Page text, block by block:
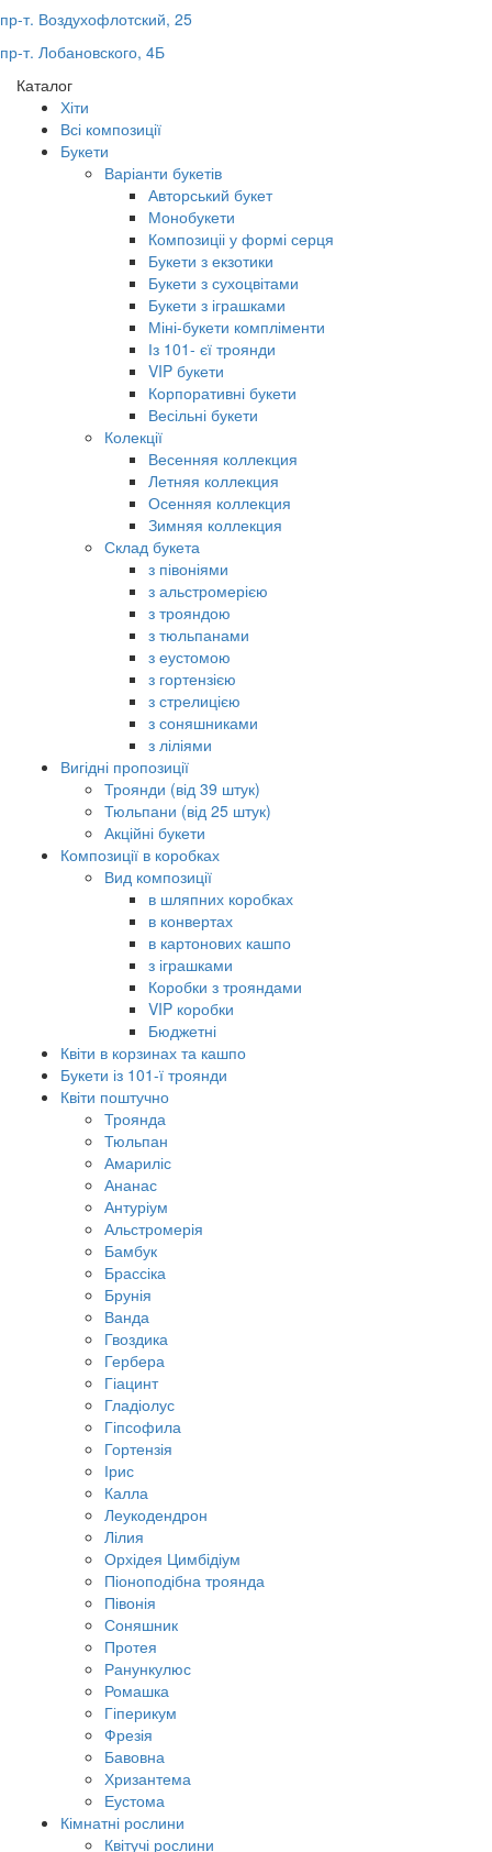
пр-т. Воздухофлотский, 25
пр-т. Лобановского, 4Б
Каталог
Хіти
Всі композиції
Букети
Варіанти букетів
Авторський букет
Монобукети
Композиціі у формі серця
Букети з екзотики
Букети з сухоцвітами
Букети з іграшками
Міні-букети компліменти
Із 101- єї троянди
VIP букети
Корпоративні букети
Весільні букети
Колекції
Весенняя коллекция
Летняя коллекция
Осенняя коллекция
Зимняя коллекция
Склад букета
з півоніями
з альстромерією
з трояндою
з тюльпанами
з еустомою
з гортензією
з стрелицією
з соняшниками
з ліліями
Вигідні пропозиції
Троянди (від 39 штук)
Тюльпани (від 25 штук)
Акційні букети
Композиції в коробках
Вид композиції
в шляпних коробках
в конвертах
в картонових кашпо
з іграшками
Коробки з трояндами
VIP коробки
Бюджетні
Квіти в корзинах та кашпо
Букети із 101-ї троянди
Квіти поштучно
Троянда
Тюльпан
Амариліс
Ананас
Антуріум
Альстромерія
Бамбук
Брассіка
Брунія
Ванда
Гвоздика
Гербера
Гіацинт
Гладіолус
Гіпсофила
Гортензія
Ірис
Калла
Леукодендрон
Лілия
Орхідея Цимбідіум
Піоноподібна троянда
Півонія
Соняшник
Протея
Ранункулюс
Ромашка
Гіперикум
Фрезія
Бавовна
Хризантема
Еустома
Кімнатні рослини
Квітучі рослини